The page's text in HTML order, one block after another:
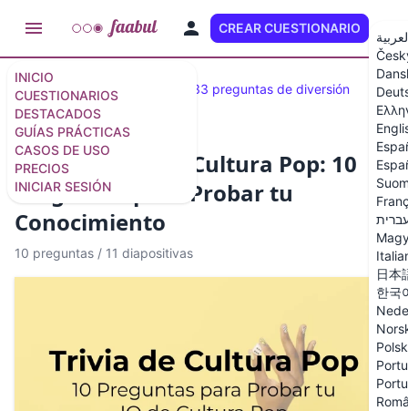
INICIO
CUESTIONARIOS
DESTACADOS
GUÍAS PRÁCTICAS
CASOS DE USO
PRECIOS
INICIAR SESIÓN
CREAR CUESTIONARIO
日本
한국
Cuestionarios destacados 33 preguntas de diversión
Cuestionario de Cultura Pop: 10
Preguntas para Probar tu
Conocimiento
10 preguntas / 11 diapositivas